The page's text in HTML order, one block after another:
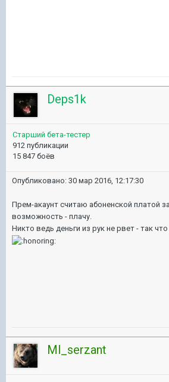
Deps1k
Старший бета-тестер
912 публикации
15 847 боёв
Опубликовано: 30 мар 2016, 12:17:30
Прем-акаунт считаю абоненской платой
возможность - плачу.
Никто ведь деньги из рук не рвет - так
Ml_serzant